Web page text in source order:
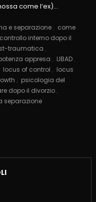
come l’ex)…
e separazione , come
controllo interno dopo il
traumatica ,
appresa , LIBAD ,
locus of control , locus
, psicologia del
dopo il divorzio ,
separazione